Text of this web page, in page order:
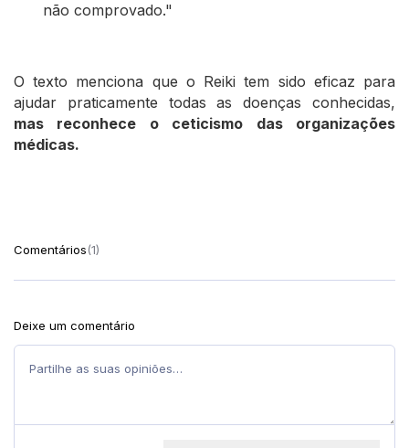
não comprovado."
O texto menciona que o Reiki tem sido eficaz para
ajudar praticamente todas as doenças conhecidas,
mas reconhece o ceticismo das organizações
médicas.
Comentários(1)
Deixe um comentário